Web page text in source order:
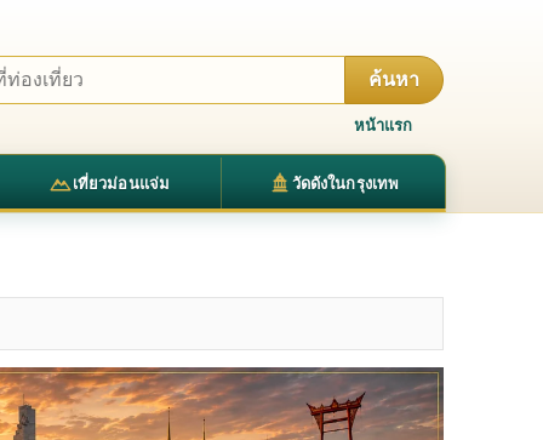
ค้นหา
หน้าแรก
เที่ยวม่อนแจ่ม วัดดังในกรุงเทพ